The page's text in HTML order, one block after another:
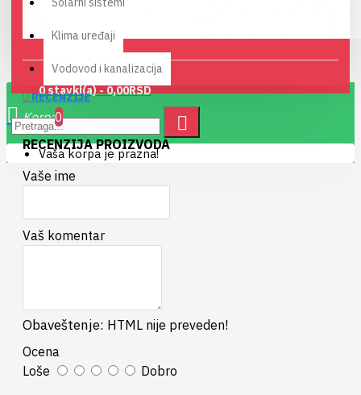
0 stavki(a) - 0,00RSD
0
Vaša korpa je prazna!
Klima uređaji
Vodovod i kanalizacija
RECENZIJE
RECENZIJA PROIZVODA
Vaše ime
Vaš komentar
Obaveštenje: HTML nije preveden!
Ocena
Loše
Dobro